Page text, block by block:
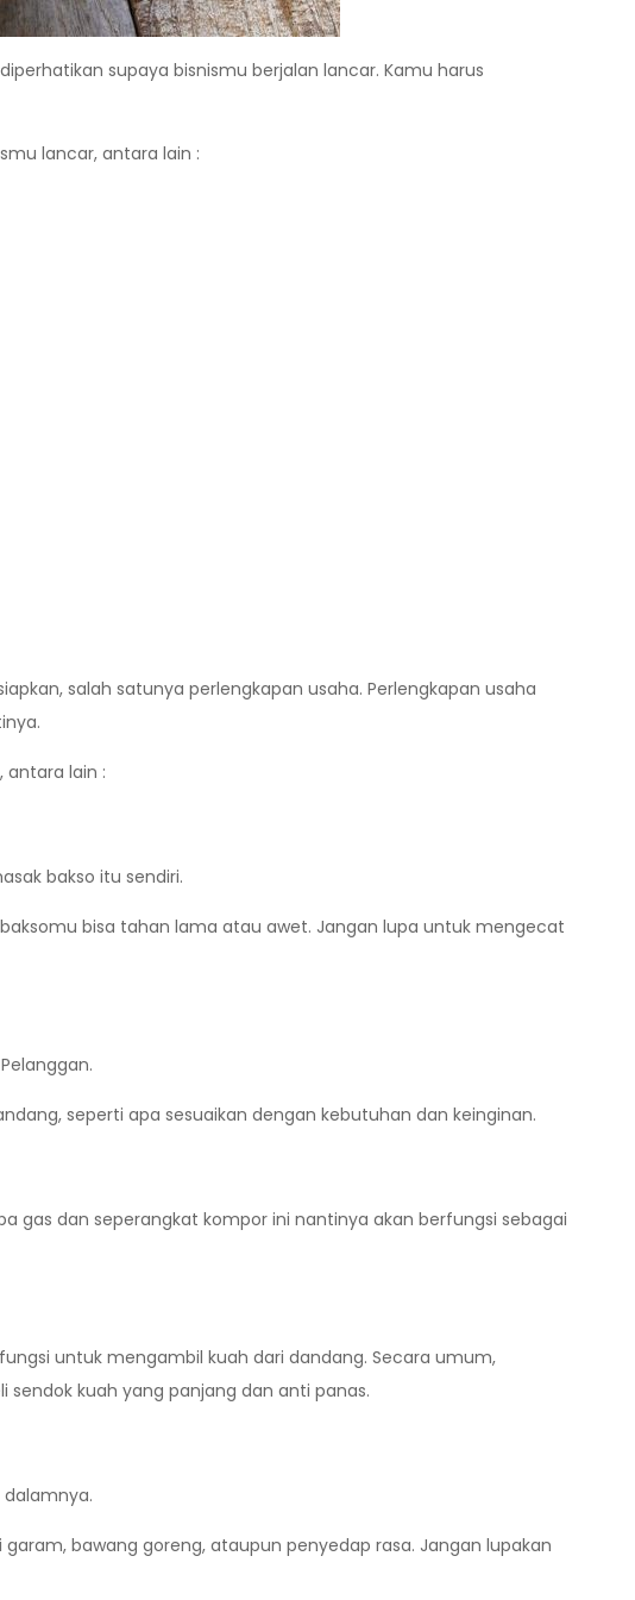
supaya bisnismu berjalan lancar. Kamu harus
lancar, antara lain :
salah satunya perlengkapan usaha. Perlengkapan usaha
antara lain :
bakso itu sendiri.
bisa tahan lama atau awet. Jangan lupa untuk mengecat
seperti apa sesuaikan dengan kebutuhan dan keinginan.
gas dan seperangkat kompor ini nantinya akan berfungsi sebagai
untuk mengambil kuah dari dandang. Secara umum,
kuah yang panjang dan anti panas.
bawang goreng, ataupun penyedap rasa. Jangan lupakan